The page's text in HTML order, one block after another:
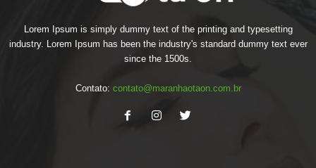
Lorem Ipsum is simply dummy text of the printing and typesetting
industry. Lorem Ipsum has been the industry's standard dummy text ever
since the 1500s.
Contato: contato@maranhaotaon.com.br